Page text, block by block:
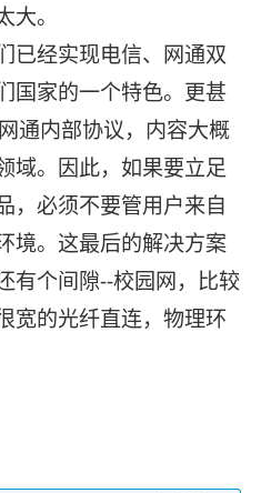
。
已经实现电信、网通双
国家的一个特色。更甚
通内部协议，内容大概
域。因此，如果要立足
，必须不要管用户来自
境。这最后的解决方案
有个间隙--校园网，比较
宽的光纤直连，物理环